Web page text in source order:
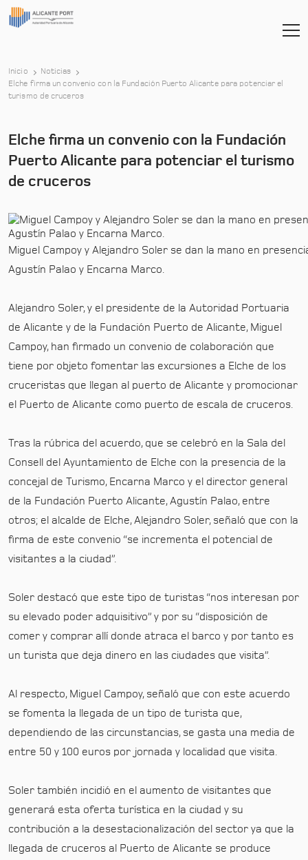
Inicio
Noticias
Elche firma un convenio con la Fundación Puerto Alicante para potenciar el
turismo de cruceros
-
Elche firma un convenio con la Fundación
Puerto Alicante para potenciar el turismo
de cruceros
Miguel Campoy y Alejandro Soler se dan la mano en
Agustín Palao y Encarna Marco.
Alejandro Soler, y el presidente de la Autoridad Portuaria
de Alicante y de la Fundación Puerto de Alicante, Miguel
Campoy, han firmado un convenio de colaboración que
tiene por objeto fomentar las excursiones a Elche de los
cruceristas que llegan al puerto de Alicante y promocionar
el Puerto de Alicante como puerto de escala de cruceros.
Tras la rúbrica del acuerdo, que se celebró en la Sala del
Consell del Ayuntamiento de Elche con la presencia de la
concejal de Turismo, Encarna Marco y el director general
de la Fundación Puerto Alicante, Agustín Palao, entre
otros; el alcalde de Elche, Alejandro Soler, señaló que con la
firma de este convenio “se incrementa el potencial de
visitantes a la ciudad”.
Soler destacó que este tipo de turistas “nos interesan por
su elevado poder adquisitivo” y por su “disposición de
comer y comprar allí donde atraca el barco y por tanto es
un turista que deja dinero en las ciudades que visita”.
Al respecto, Miguel Campoy, señaló que con este acuerdo
se fomenta la llegada de un tipo de turista que,
dependiendo de las circunstancias, se gasta una media de
entre 50 y 100 euros por jornada y localidad que visita.
Soler también incidió en el aumento de visitantes que
generará esta oferta turística en la ciudad y su
contribución a la desestacionalización del sector ya que la
llegada de cruceros al Puerto de Alicante se produce